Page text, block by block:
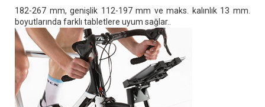
182-267 mm, genişlik 112-197 mm ve maks. kalınlık 13 mm.
boyutlarında farklı tabletlere uyum sağlar..